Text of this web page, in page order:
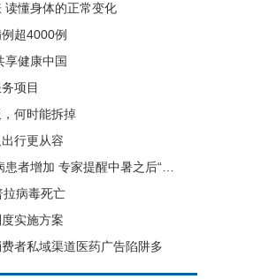
读懂身体的正常变化
超4000例
享健康中国
项目
何时能拆掉
行更从容
拉病毒死亡
实施方案
者私域渠道医药广告陷阱多